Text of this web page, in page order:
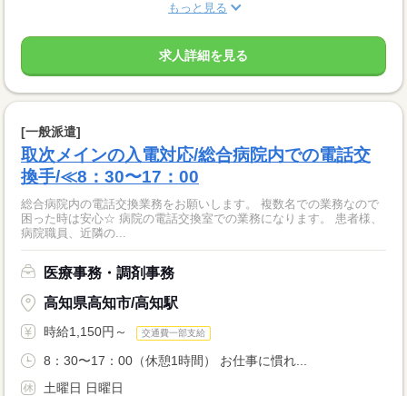
もっと見る
求人詳細を見る
[一般派遣]
取次メインの入電対応/総合病院内での電話交
換手/≪8：30〜17：00
総合病院内の電話交換業務をお願いします。 複数名での業務なので
困った時は安心☆ 病院の電話交換室での業務になります。 患者様、
病院職員、近隣の...
医療事務・調剤事務
高知県高知市/高知駅
時給1,150円～ 交通費一部支給
8：30〜17：00（休憩1時間） お仕事に慣れ...
土曜日 日曜日